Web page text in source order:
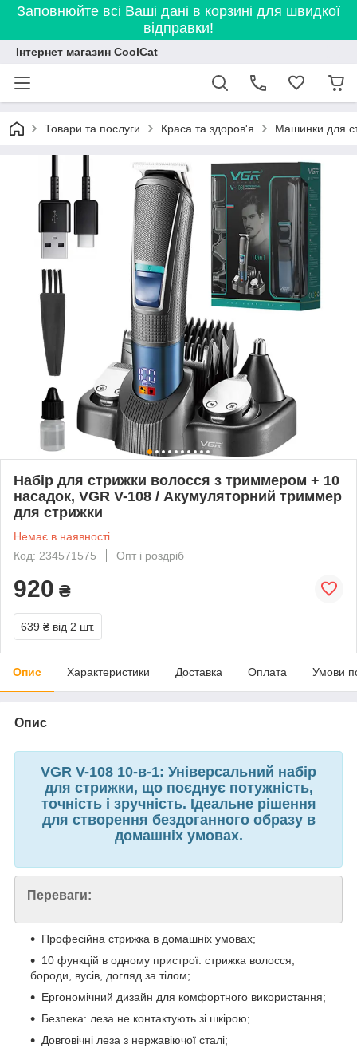
Заповнюйте всі Ваші дані в корзині для швидкої
відправки!
Інтернет магазин CoolCat
Товари та послуги Краса та здоров'я Машинки для
Набір для стрижки волосся з триммером + 10
насадок, VGR V-108 / Акумуляторний триммер
для стрижки
Немає в наявності
Код: 234571575
Опт і роздріб
920 ₴
639 ₴ від 2 шт.
Опис Характеристики Доставка Оплата Умови
Опис
VGR V-108 10-в-1: Універсальний набір
для стрижки, що поєднує потужність,
точність і зручність. Ідеальне рішення
для створення бездоганного образу в
домашніх умовах.
Переваги:
Професійна стрижка в домашніх умовах;
10 функцій в одному пристрої: стрижка волосся,
бороди, вусів, догляд за тілом;
Ергономічний дизайн для комфортного використання;
Безпека: леза не контактують зі шкірою;
Довговічні леза з нержавіючої сталі;